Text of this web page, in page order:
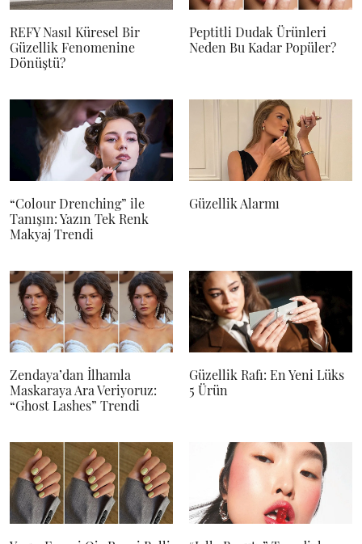
REFY Nasıl Küresel Bir
Güzellik Fenomenine
Dönüştü?
Peptitli Dudak Ürünleri
Neden Bu Kadar Popüler?
“Colour Drenching” ile
Tanışın: Yazın Tek Renk
Makyaj Trendi
Güzellik Alarmı
Zendaya’dan İlhamla
Maskaraya Ara Veriyoruz:
“Ghost Lashes” Trendi
Güzellik Rafı: En Yeni Lüks
5 Ürün